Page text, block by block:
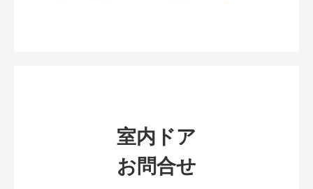
室内ドア
お問合せ